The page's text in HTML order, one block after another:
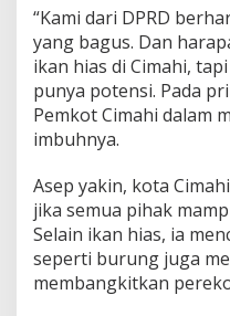
e
t
r
i
“Kami dari DPRD
yang bagus. Dan
ikan hias di Cimahi,
punya potensi. Pada
Pemkot Cimahi dalam
imbuhnya.
Asep yakin, kota
jika semua pihak
Selain ikan hias, ia
seperti burung juga
membangkitkan